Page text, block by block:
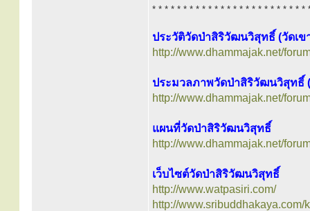
* * * * * * * * * * * * * * * * * * * * * * * * *
ประวัติวัดป่าสิริวัฒนวิสุทธิ์ (วัดเข
http://www.dhammajak.net/
ประมวลภาพวัดป่าสิริวัฒนวิสุทธิ์ (
http://www.dhammajak.net/
แผนที่วัดป่าสิริวัฒนวิสุทธิ์
http://www.dhammajak.net/
เว็บไซต์วัดป่าสิริวัฒนวิสุทธิ์
http://www.watpasiri.com/
http://www.sribuddhakaya.com/